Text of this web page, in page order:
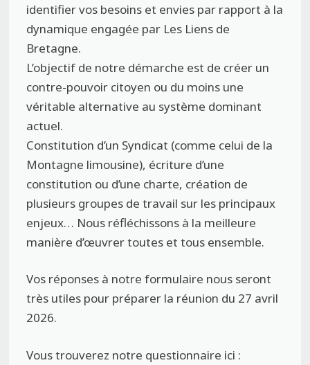
identifier vos besoins et envies par rapport à la
dynamique engagée par Les Liens de
Bretagne.
L’objectif de notre démarche est de créer un
contre-pouvoir citoyen ou du moins une
véritable alternative au système dominant
actuel.
Constitution d’un Syndicat (comme celui de la
Montagne limousine), écriture d’une
constitution ou d’une charte, création de
plusieurs groupes de travail sur les principaux
enjeux… Nous réfléchissons à la meilleure
manière d’œuvrer toutes et tous ensemble.
Vos réponses à notre formulaire nous seront
très utiles pour préparer la réunion du 27 avril
2026.
Vous trouverez notre questionnaire ici :